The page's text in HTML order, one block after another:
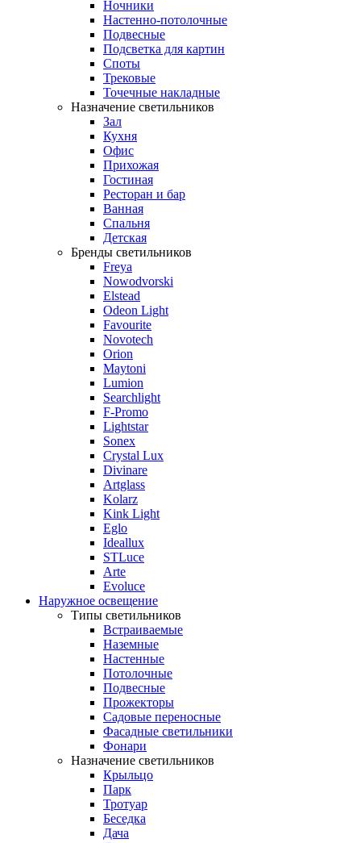
Ночники
Настенно-потолочные
Подвесные
Подсветка для картин
Споты
Трековые
Точечные накладные
Назначение светильников
Зал
Кухня
Офис
Прихожая
Гостиная
Ресторан и бар
Ванная
Спальня
Детская
Бренды светильников
Freya
Nowodvorski
Elstead
Odeon Light
Favourite
Novotech
Orion
Maytoni
Lumion
Searchlight
F-Promo
Lightstar
Sonex
Crystal Lux
Divinare
Artglass
Kolarz
Kink Light
Eglo
Ideallux
STLuce
Arte
Evoluce
Наружное освещение
Типы светильников
Встраиваемые
Наземные
Настенные
Потолочные
Подвесные
Прожекторы
Садовые переносные
Фасадные светильники
Фонари
Назначение светильников
Крыльцо
Парк
Тротуар
Беседка
Дача